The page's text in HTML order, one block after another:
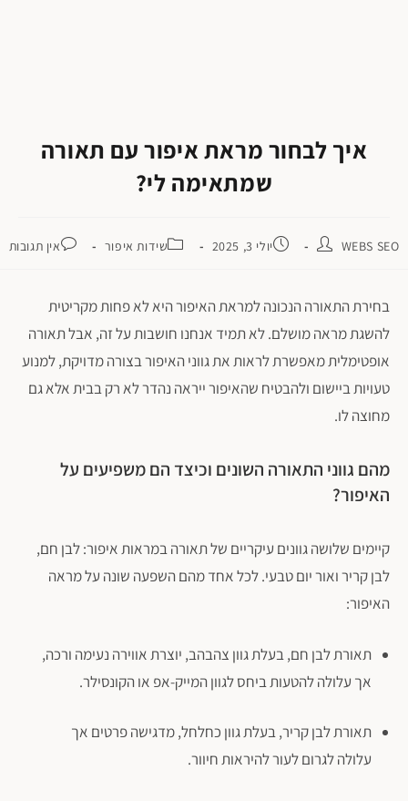
איך לבחור מראת איפור עם תאורה
שמתאימה לי?
WEBS SEO יולי 3, 2025 שידות איפור אין תגובות
בחירת התאורה הנכונה למראת האיפור היא לא פחות מקריטית
להשגת מראה מושלם. לא תמיד אנחנו חושבות על זה, אבל תאורה
אופטימלית מאפשרת לראות את גווני האיפור בצורה מדויקת, למנוע
טעויות ביישום ולהבטיח שהאיפור ייראה נהדר לא רק בבית אלא גם
מחוצה לו.
מהם גווני התאורה השונים וכיצד הם משפיעים על
האיפור?
קיימים שלושה גוונים עיקריים של תאורה במראות איפור: לבן חם,
לבן קריר ואור יום טבעי. לכל אחד מהם השפעה שונה על מראה
האיפור:
תאורת לבן חם, בעלת גוון צהבהב, יוצרת אווירה נעימה ורכה,
אך עלולה להטעות ביחס לגוון המייק-אפ או הקונסילר.
תאורת לבן קריר, בעלת גוון כחלחל, מדגישה פרטים אך
עלולה לגרום לעור להיראות חיוור.
פתח סרגל נגישות